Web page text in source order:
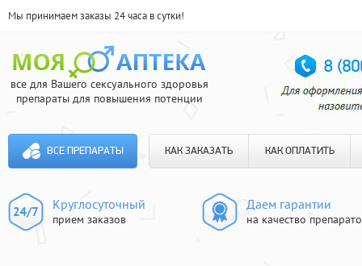
Мы принимаем заказы 24 часа в сутки!
все для Вашего сексуального здоровья
препараты для повышения потенции
ВСЕ ПРЕПАРАТЫ КАК ЗАКАЗАТЬ КАК ОПЛАТИТЬ
Круглосуточный
прием заказов
Даем гарантии
на качество